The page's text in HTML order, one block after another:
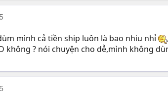
mình cả tiền ship luôn là bao nhiu nhỉ
không ? nói chuyện cho dễ,mình không